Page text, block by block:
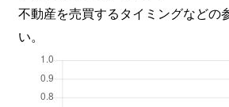
不動産を売買するタイミングなどの
い。